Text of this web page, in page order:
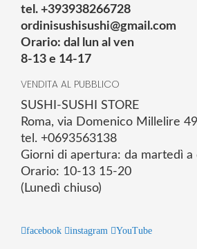
tel. +393938266728
ordinisushisushi@gmail.com
Orario: dal lun al ven
8-13 e 14-17
VENDITA AL PUBBLICO
SUSHI-SUSHI STORE
Roma, via Domenico Millelire
tel. +0693563138
Giorni di apertura: da martedì a
Orario: 10-13 15-20
(Lunedì chiuso)
facebook instagram YouTube